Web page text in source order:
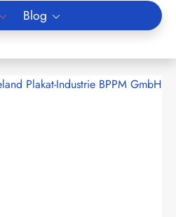
Blog
Plakat-Industrie BPPM GmbH